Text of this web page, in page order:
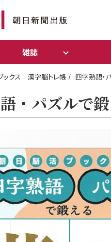
雑誌
ックス 漢字脳トレ帳 四字熟語・
・パズルで